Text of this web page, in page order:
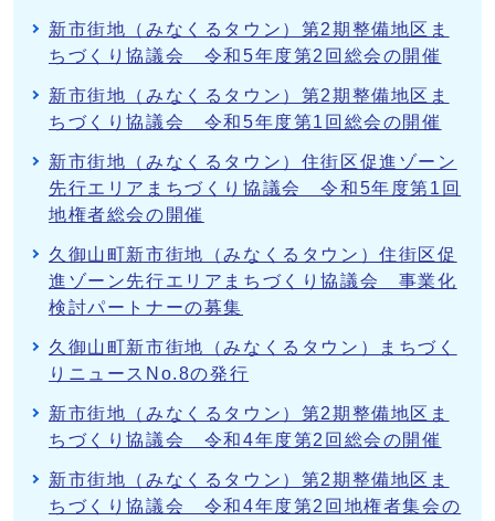
新市街地（みなくるタウン）第2期整備地区ま
ちづくり協議会 令和5年度第2回総会の開催
新市街地（みなくるタウン）第2期整備地区ま
ちづくり協議会 令和5年度第1回総会の開催
新市街地（みなくるタウン）住街区促進ゾーン
先行エリアまちづくり協議会 令和5年度第1回
地権者総会の開催
久御山町新市街地（みなくるタウン）住街区促
進ゾーン先行エリアまちづくり協議会 事業化
検討パートナーの募集
久御山町新市街地（みなくるタウン）まちづく
りニュースNo.8の発行
新市街地（みなくるタウン）第2期整備地区ま
ちづくり協議会 令和4年度第2回総会の開催
新市街地（みなくるタウン）第2期整備地区ま
ちづくり協議会 令和4年度第2回地権者集会の